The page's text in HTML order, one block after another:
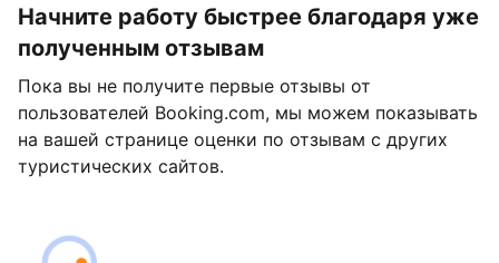
Начните работу быстрее благодаря уже
полученным отзывам
Пока вы не получите первые отзывы от
пользователей Booking.com, мы можем показывать
на вашей странице оценки по отзывам с других
туристических сайтов.